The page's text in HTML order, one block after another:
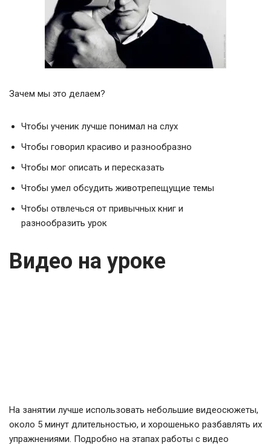
Зачем мы это делаем?
Чтобы ученик лучше понимал на слух
Чтобы говорил красиво и разнообразно
Чтобы мог описать и пересказать
Чтобы умел обсудить животрепещущие темы
Чтобы отвлечься от привычных книг и
разнообразить урок
Видео на уроке
На занятии лучше использовать небольшие видеосюжеты,
около 5 минут длительностью, и хорошенько разбавлять их
упражнениями. Подробно на этапах работы с видео